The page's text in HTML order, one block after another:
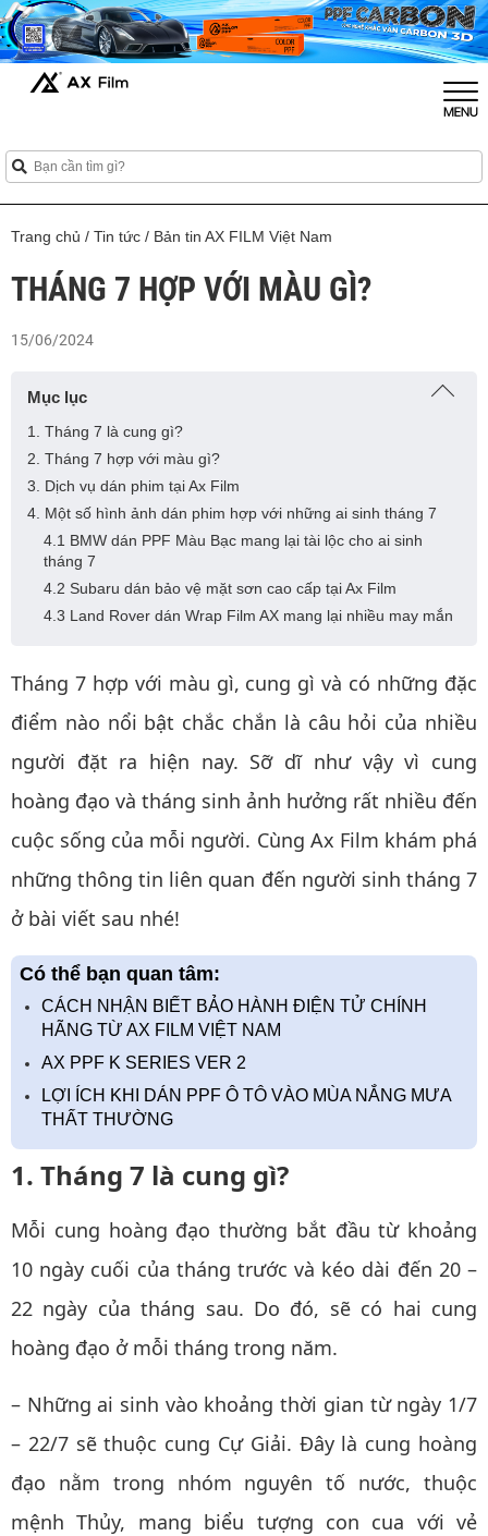
Trang chủ / Tin tức / Bản tin AX FILM Việt Nam
THÁNG 7 HỢP VỚI MÀU GÌ?
15/06/2024
Mục lục
1. Tháng 7 là cung gì?
2. Tháng 7 hợp với màu gì?
3. Dịch vụ dán phim tại Ax Film
4. Một số hình ảnh dán phim hợp với những ai sinh tháng 7
4.1 BMW dán PPF Màu Bạc mang lại tài lộc cho ai sinh
tháng 7
4.2 Subaru dán bảo vệ mặt sơn cao cấp tại Ax Film
4.3 Land Rover dán Wrap Film AX mang lại nhiều may mắn
Tháng 7 hợp với màu gì, cung gì và có những đặc
điểm nào nổi bật chắc chắn là câu hỏi của nhiều
người đặt ra hiện nay. Sỡ dĩ như vậy vì cung
hoàng đạo và tháng sinh ảnh hưởng rất nhiều đến
cuộc sống của mỗi người. Cùng Ax Film khám phá
những thông tin liên quan đến người sinh tháng 7
ở bài viết sau nhé!
Có thể bạn quan tâm:
CÁCH NHẬN BIẾT BẢO HÀNH ĐIỆN TỬ CHÍNH
HÃNG TỪ AX FILM VIỆT NAM
AX PPF K SERIES VER 2
LỢI ÍCH KHI DÁN PPF Ô TÔ VÀO MÙA NẮNG MƯA
THẤT THƯỜNG
1. Tháng 7 là cung gì?
Mỗi cung hoàng đạo thường bắt đầu từ khoảng
10 ngày cuối của tháng trước và kéo dài đến 20 –
22 ngày của tháng sau. Do đó, sẽ có hai cung
hoàng đạo ở mỗi tháng trong năm.
– Những ai sinh vào khoảng thời gian từ ngày 1/7
– 22/7 sẽ thuộc cung Cự Giải. Đây là cung hoàng
đạo nằm trong nhóm nguyên tố nước, thuộc
mệnh Thủy, mang biểu tượng con cua với vẻ